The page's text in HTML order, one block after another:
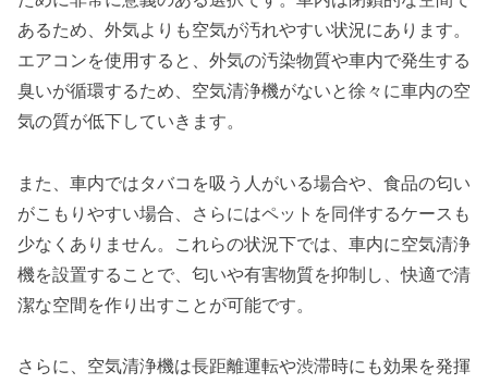
あるため、外気よりも空気が汚れやすい状況にあります。
エアコンを使用すると、外気の汚染物質や車内で発生する
臭いが循環するため、空気清浄機がないと徐々に車内の空
気の質が低下していきます。
また、車内ではタバコを吸う人がいる場合や、食品の匂い
がこもりやすい場合、さらにはペットを同伴するケースも
少なくありません。これらの状況下では、車内に空気清浄
機を設置することで、匂いや有害物質を抑制し、快適で清
潔な空間を作り出すことが可能です。
さらに、空気清浄機は長距離運転や渋滞時にも効果を発揮